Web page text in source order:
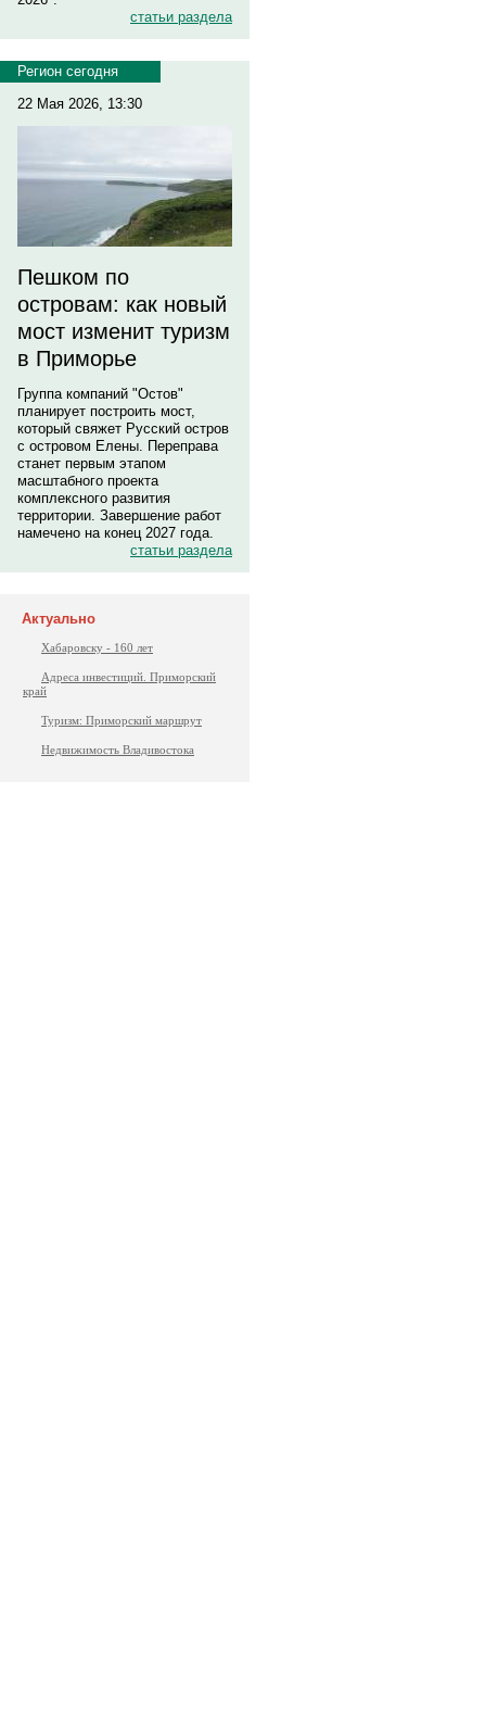
статьи раздела
Регион сегодня
22 Мая 2026, 13:30
Пешком по
островам: как новый
мост изменит туризм
в Приморье
Группа компаний "Остов"
планирует построить мост,
который свяжет Русский остров
с островом Елены. Переправа
станет первым этапом
масштабного проекта
комплексного развития
территории. Завершение работ
намечено на конец 2027 года.
статьи раздела
Актуально
Хабаровску - 160 лет
Адреса инвестиций. Приморский
край
Туризм: Приморский маршрут
Недвижимость Владивостока